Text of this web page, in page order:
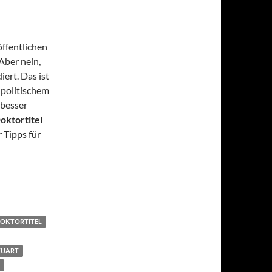
nein,
Das ist
Tipps für